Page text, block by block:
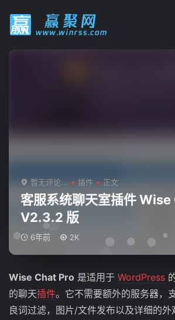
暂无评论... 插件 正文
客服系统聊天室插件
V2.3.2 版
6年前 2K
Wise Chat Pro 是适用于 WordPress
的聊天插件。它不需要额外的服务器，
良词过滤，图片/文件发布以及详细的外